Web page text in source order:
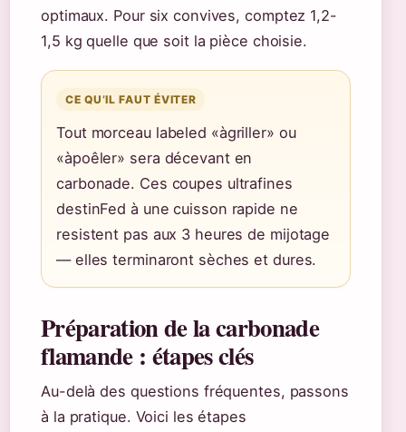
optimaux. Pour six convives, comptez 1,2-
1,5 kg quelle que soit la pièce choisie.
CE QU’IL FAUT ÉVITER
Tout morceau labeled «àgriller» ou
«àpoêler» sera décevant en
carbonade. Ces coupes ultrafines
destinFed à une cuisson rapide ne
resistent pas aux 3 heures de mijotage
— elles terminaront sèches et dures.
Préparation de la carbonade
flamande : étapes clés
Au-delà des questions fréquentes, passons
à la pratique. Voici les étapes